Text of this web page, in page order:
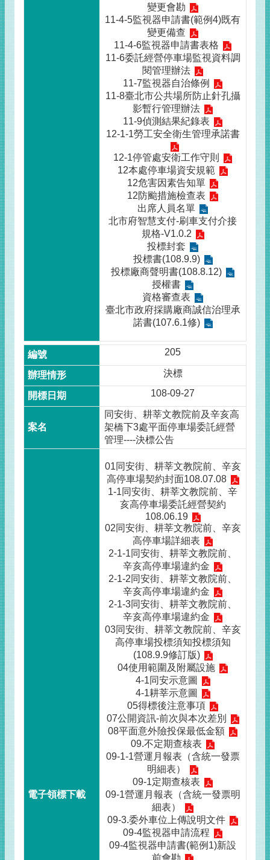
變更會勘
11-4-5監視器申請書(範例4)既有
變更備查
11-4-6監視器申請書表格
11-6委託經營停車場監視資料調
閱管理辦法
11-7監視器自治條例
11-8臺北市公共場所防止針孔攝
影暫行管理辦法
11-9偵測結果紀錄表
12-1-1勞工安全衛生管理承諾書
12-1停管處安衛工作守則
12本處停車場資安規範
12危害因素告知單
12防颱措施檢查表
出席人員名單
北市府智慧支付-刷車支付介接
規格-V1.0.2
投標封套
投標書(108.9.9)
投標廠商聲明書(108.8.12)
授權書
資格審查表
臺北市政府採購廠商誠信治理承
諾書(107.6.1修)
205
決標
108-09-27
同安街、耕莘文教院前及辛亥高
架橋下3處平面停車場委託經營
管理----決標公告
01同安街、耕莘文教院前、辛亥
高停車場契約封面108.07.08
1-1同安街、耕莘文教院前、辛
亥高停車場委託經營契約
108.06.19
02同安街、耕莘文教院前、辛亥
高停車場詳細表
2-1-1同安街、耕莘文教院前、
辛亥高停車場違約金
2-1-2同安街、耕莘文教院前、
辛亥高停車場違約金
2-1-3同安街、耕莘文教院前、
辛亥高停車場違約金
03同安街、耕莘文教院前、辛亥
高停車場投標須知投標須知
(108.9.9修訂版)
04使用範圍及附屬設施
4-1同安示意圖
4-1耕莘示意圖
05得標後注意事項
07公開資訊-前次與本次差別
08平面意外險投保最低金額
09.不定期查核表
09-1-1營運月報表（含統一發票
明細表）
09-1定期查核表
09-1營運月報表（含統一發票明
細表）
09-3.委外車位上傳說明文件
09-4監視器申請流程
09-4監視器申請書(範例1)新設
前會勘